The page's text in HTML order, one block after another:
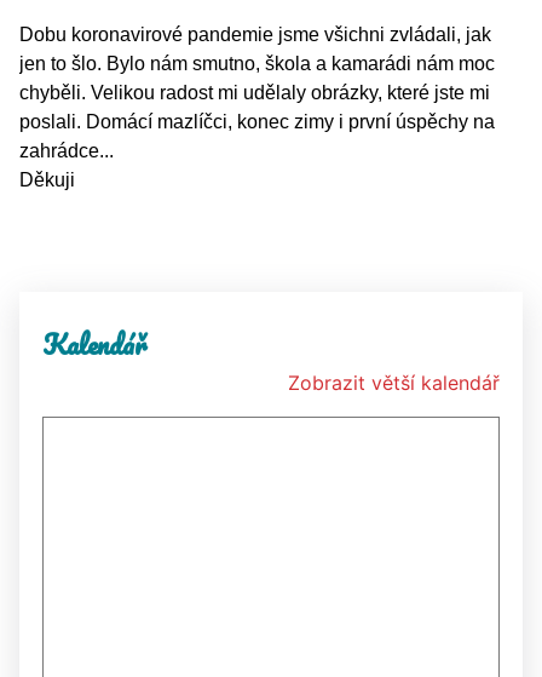
Dobu koronavirové pandemie jsme všichni zvládali, jak
jen to šlo. Bylo nám smutno, škola a kamarádi nám moc
chyběli. Velikou radost mi udělaly obrázky, které jste mi
poslali. Domácí mazlíčci, konec zimy i první úspěchy na
zahrádce...
Děkuji
Kalendář
Zobrazit větší kalendář